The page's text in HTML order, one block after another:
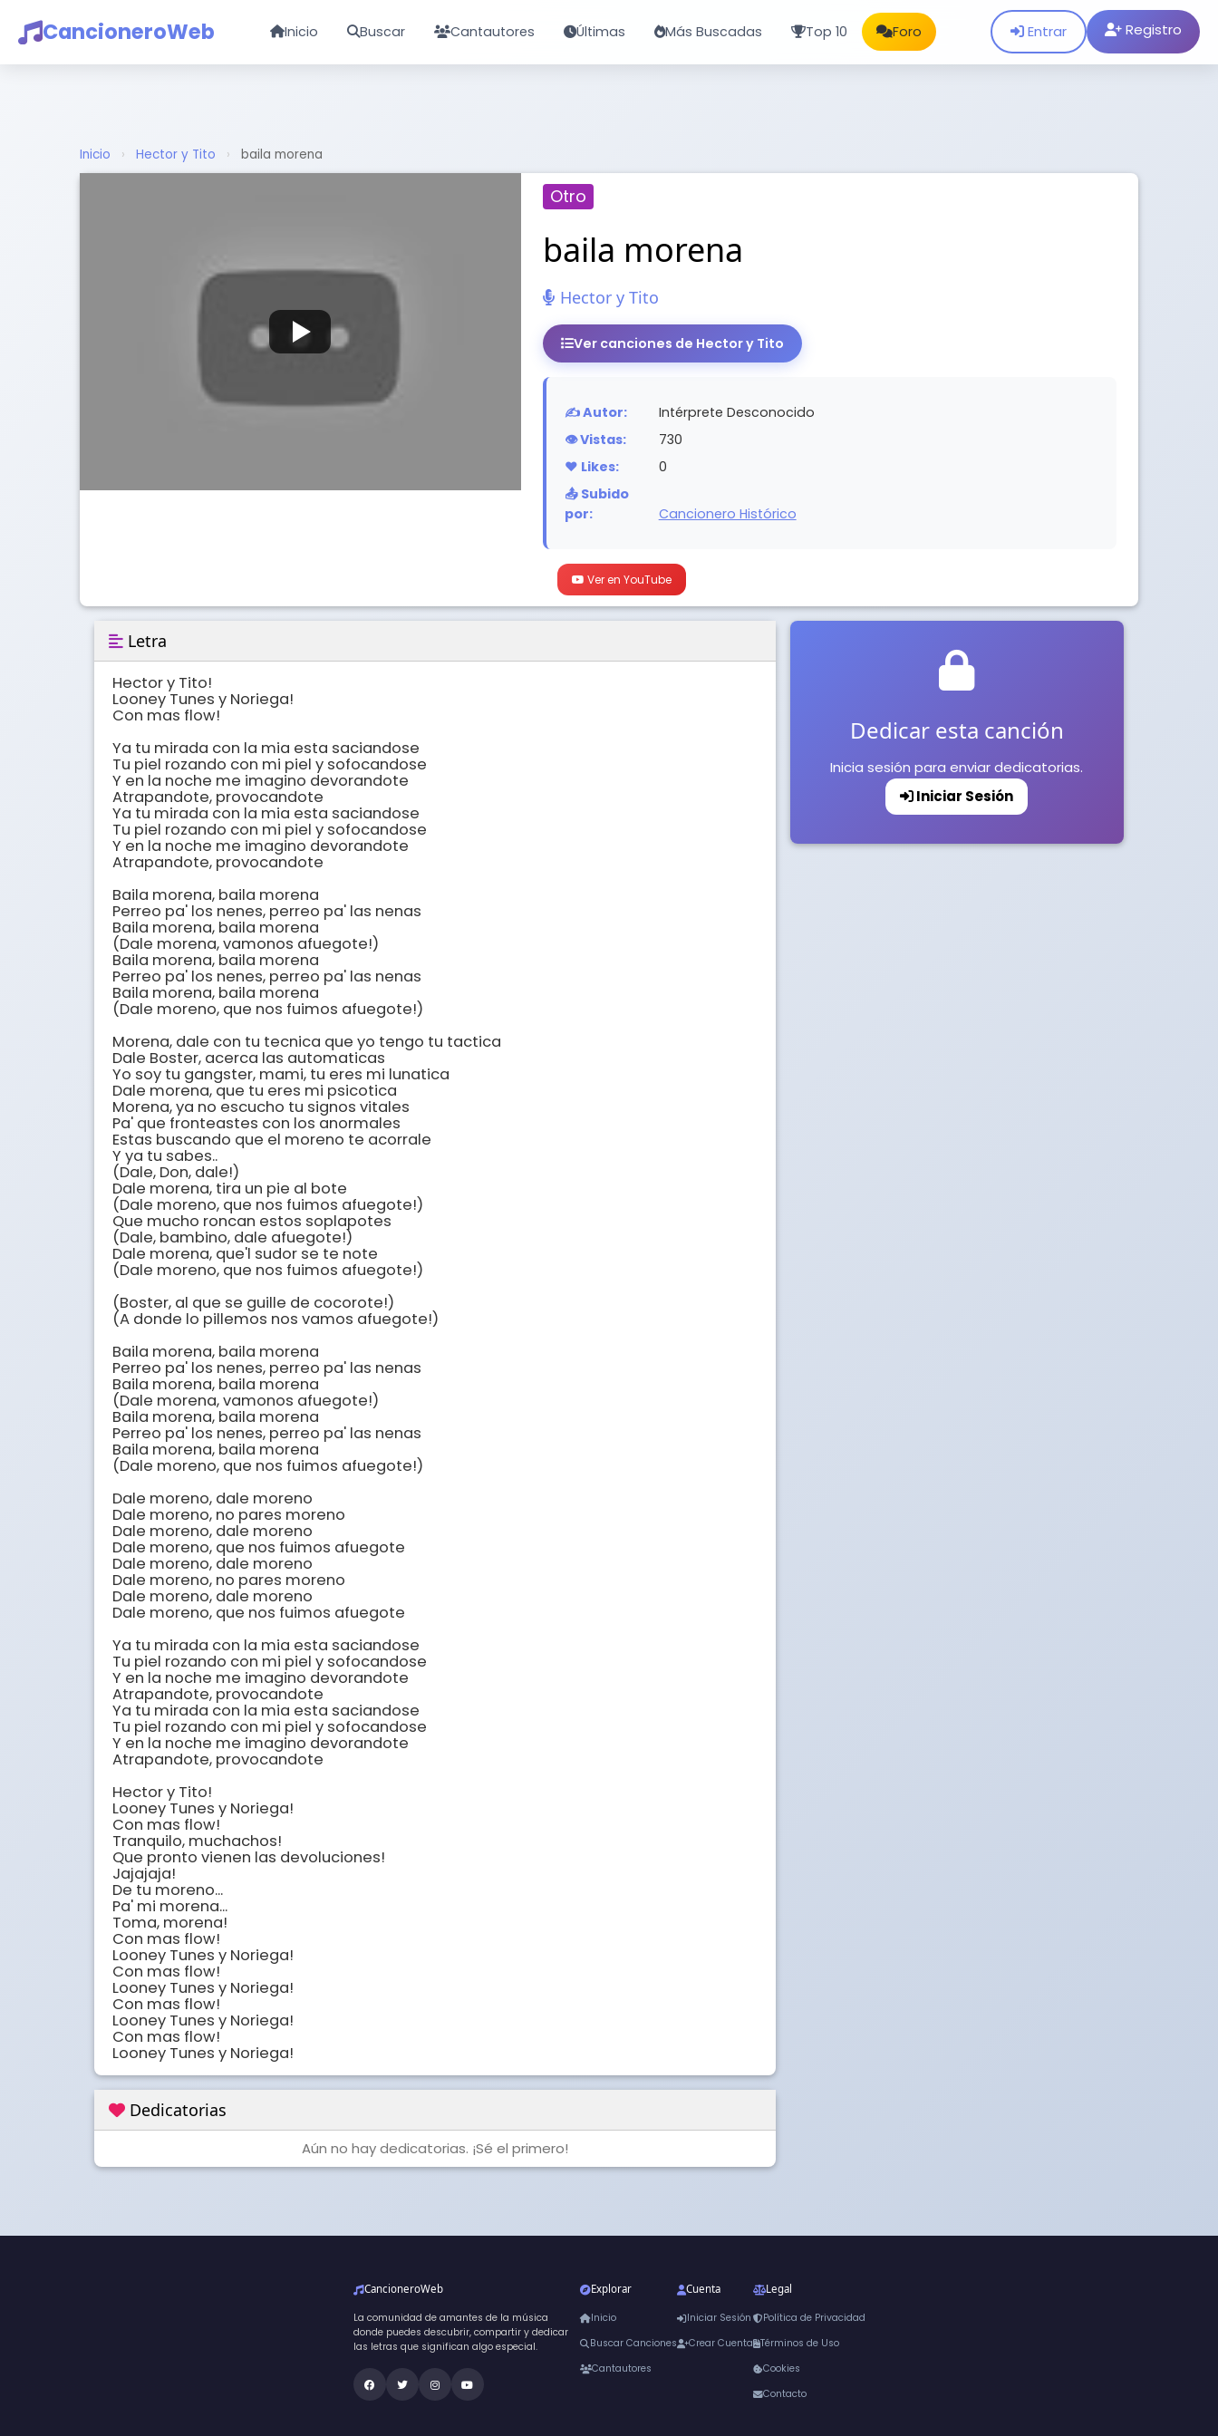
CancioneroWeb Inicio Buscar Cantautores Últimas Más Buscadas Top 10 Foro Entrar Registro
Inicio › Hector y Tito › baila morena
Otro
baila morena
Hector y Tito
Ver canciones de Hector y Tito
✍️ Autor:
Intérprete Desconocido
👁️ Vistas:
730
❤️ Likes:
0
📤 Subido
por:
Cancionero Histórico
Ver en YouTube
Letra
Hector y Tito!
Looney Tunes y Noriega!
Con mas flow!
Ya tu mirada con la mia esta saciandose
Tu piel rozando con mi piel y sofocandose
Y en la noche me imagino devorandote
Atrapandote, provocandote
Ya tu mirada con la mia esta saciandose
Tu piel rozando con mi piel y sofocandose
Y en la noche me imagino devorandote
Atrapandote, provocandote
Baila morena, baila morena
Perreo pa' los nenes, perreo pa' las nenas
Baila morena, baila morena
(Dale morena, vamonos afuegote!)
Baila morena, baila morena
Perreo pa' los nenes, perreo pa' las nenas
Baila morena, baila morena
(Dale moreno, que nos fuimos afuegote!)
Morena, dale con tu tecnica que yo tengo tu tactica
Dale Boster, acerca las automaticas
Yo soy tu gangster, mami, tu eres mi lunatica
Dale morena, que tu eres mi psicotica
Morena, ya no escucho tu signos vitales
Pa' que fronteastes con los anormales
Estas buscando que el moreno te acorrale
Y ya tu sabes..
(Dale, Don, dale!)
Dale morena, tira un pie al bote
(Dale moreno, que nos fuimos afuegote!)
Que mucho roncan estos soplapotes
(Dale, bambino, dale afuegote!)
Dale morena, que'l sudor se te note
(Dale moreno, que nos fuimos afuegote!)
(Boster, al que se guille de cocorote!)
(A donde lo pillemos nos vamos afuegote!)
Baila morena, baila morena
Perreo pa' los nenes, perreo pa' las nenas
Baila morena, baila morena
(Dale morena, vamonos afuegote!)
Baila morena, baila morena
Perreo pa' los nenes, perreo pa' las nenas
Baila morena, baila morena
(Dale moreno, que nos fuimos afuegote!)
Dale moreno, dale moreno
Dale moreno, no pares moreno
Dale moreno, dale moreno
Dale moreno, que nos fuimos afuegote
Dale moreno, dale moreno
Dale moreno, no pares moreno
Dale moreno, dale moreno
Dale moreno, que nos fuimos afuegote
Ya tu mirada con la mia esta saciandose
Tu piel rozando con mi piel y sofocandose
Y en la noche me imagino devorandote
Atrapandote, provocandote
Ya tu mirada con la mia esta saciandose
Tu piel rozando con mi piel y sofocandose
Y en la noche me imagino devorandote
Atrapandote, provocandote
Hector y Tito!
Looney Tunes y Noriega!
Con mas flow!
Tranquilo, muchachos!
Que pronto vienen las devoluciones!
Jajajaja!
De tu moreno...
Pa' mi morena...
Toma, morena!
Con mas flow!
Looney Tunes y Noriega!
Con mas flow!
Looney Tunes y Noriega!
Con mas flow!
Looney Tunes y Noriega!
Con mas flow!
Looney Tunes y Noriega!
Dedicatorias
Aún no hay dedicatorias. ¡Sé el primero!
Dedicar esta canción
Inicia sesión para enviar dedicatorias.
Iniciar Sesión
CancioneroWeb
La comunidad de amantes de la música
donde puedes descubrir, compartir y dedicar
las letras que significan algo especial.
Explorar
Inicio
Buscar Canciones
Cantautores
Cuenta
Iniciar Sesión
Crear Cuenta
Legal
Política de Privacidad
Términos de Uso
Cookies
Contacto